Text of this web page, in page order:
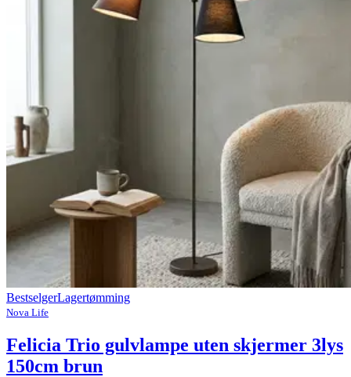
BestselgerLagertømming
Nova Life
Felicia Trio gulvlampe uten skjermer 3lys
150cm brun